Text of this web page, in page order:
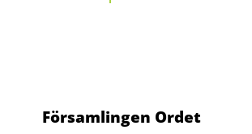
Församlingen Ordet